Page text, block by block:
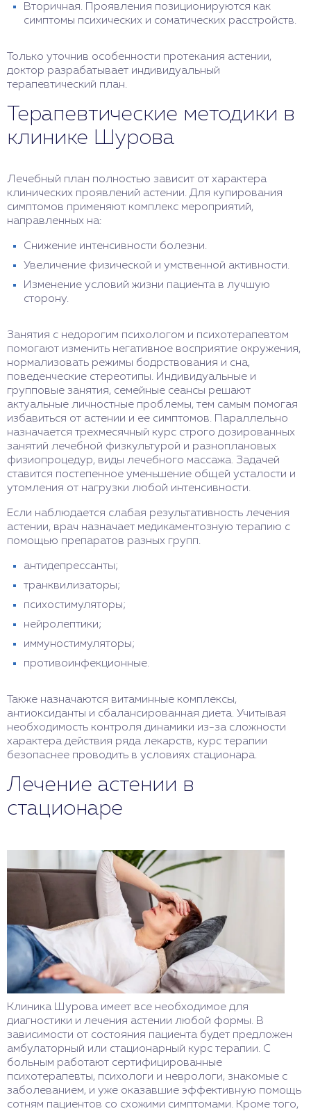
Вторичная. Проявления позиционируются как
симптомы психических и соматических расстройств.
Только уточнив особенности протекания астении,
доктор разрабатывает индивидуальный
терапевтический план.
Терапевтические методики в
клинике Шурова
Лечебный план полностью зависит от характера
клинических проявлений астении. Для купирования
симптомов применяют комплекс мероприятий,
направленных на:
Снижение интенсивности болезни.
Увеличение физической и умственной активности.
Изменение условий жизни пациента в лучшую
сторону.
Занятия с недорогим психологом и психотерапевтом
помогают изменить негативное восприятие окружения,
нормализовать режимы бодрствования и сна,
поведенческие стереотипы. Индивидуальные и
групповые занятия, семейные сеансы решают
актуальные личностные проблемы, тем самым помогая
избавиться от астении и ее симптомов. Параллельно
назначается трехмесячный курс строго дозированных
занятий лечебной физкультурой и разноплановых
физиопроцедур, виды лечебного массажа. Задачей
ставится постепенное уменьшение общей усталости и
утомления от нагрузки любой интенсивности.
Если наблюдается слабая результативность лечения
астении, врач назначает медикаментозную терапию с
помощью препаратов разных групп.
антидепрессанты;
транквилизаторы;
психостимуляторы;
нейролептики;
иммуностимуляторы;
противоинфекционные.
Также назначаются витаминные комплексы,
антиоксиданты и сбалансированная диета. Учитывая
необходимость контроля динамики из-за сложности
характера действия ряда лекарств, курс терапии
безопаснее проводить в условиях стационара.
Лечение астении в
стационаре
Клиника Шурова имеет все необходимое для
диагностики и лечения астении любой формы. В
зависимости от состояния пациента будет предложен
амбулаторный или стационарный курс терапии. С
больным работают сертифицированные
психотерапевты, психологи и неврологи, знакомые с
заболеванием, и уже оказавшие эффективную помощь
сотням пациентов со схожими симптомами. Кроме того,